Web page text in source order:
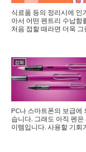
식료품 등의 정리시에 인
아서 어떤 펜트리 수납함
처음 접할 때라면 더욱
잡화
PC나 스마트폰의 보급에
습니다. 그래도 아직 펜
이템입니다. 사용할 기회